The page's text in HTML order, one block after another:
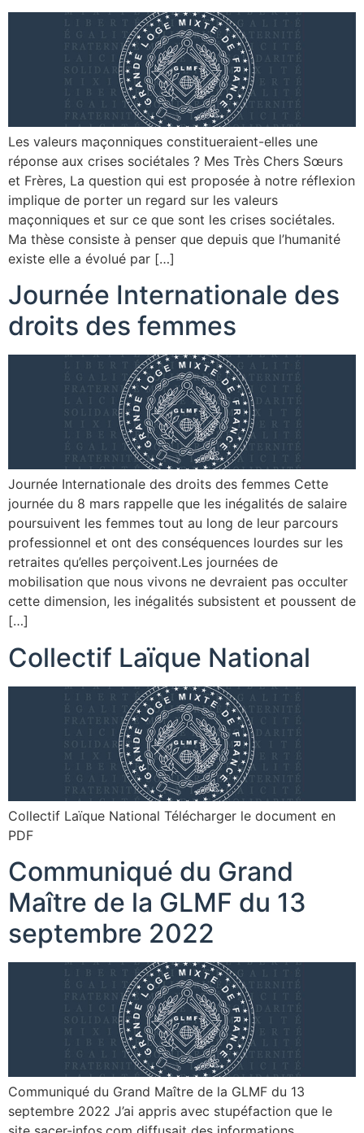
Les valeurs maçonniques constitueraient-elles une
réponse aux crises sociétales ? Mes Très Chers Sœurs
et Frères, La question qui est proposée à notre réflexion
implique de porter un regard sur les valeurs
maçonniques et sur ce que sont les crises sociétales.
Ma thèse consiste à penser que depuis que l’humanité
existe elle a évolué par […]
Journée Internationale des
droits des femmes
Journée Internationale des droits des femmes Cette
journée du 8 mars rappelle que les inégalités de salaire
poursuivent les femmes tout au long de leur parcours
professionnel et ont des conséquences lourdes sur les
retraites qu’elles perçoivent.Les journées de
mobilisation que nous vivons ne devraient pas occulter
cette dimension, les inégalités subsistent et poussent de
[…]
Collectif Laïque National
Collectif Laïque National Télécharger le document en
PDF
Communiqué du Grand
Maître de la GLMF du 13
septembre 2022
Communiqué du Grand Maître de la GLMF du 13
septembre 2022 J’ai appris avec stupéfaction que le